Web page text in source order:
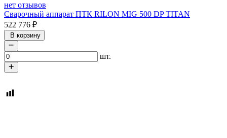
нет отзывов
Сварочный аппарат ПТК RILON MIG 500 DP TITAN
522 776 ₽
В корзину
шт.